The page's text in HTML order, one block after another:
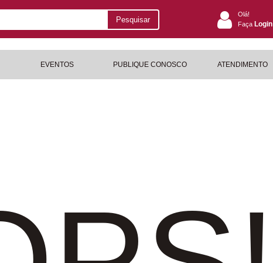
Pesquisar
Olá!
Faça Login
EVENTOS PUBLIQUE CONOSCO ATENDIMENTO